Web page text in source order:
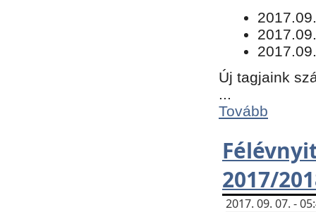
Új tagjaink
Tovább
2017/
2017. 09. 07. -